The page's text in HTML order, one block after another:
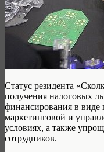
Статус резидента
получения налоговых
финансирования в виде
маркетинговой и
условиях, а также
сотрудников.